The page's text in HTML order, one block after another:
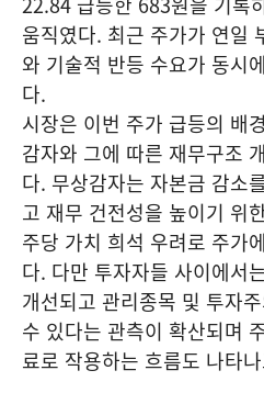
움직였다. 최근 주가가 연일
와 기술적 반등 수요가 동시
다.
시장은 이번 주가 급등의 배
감자와 그에 따른 재무구조
다. 무상감자는 자본금 감소
고 재무 건전성을 높이기 위
주당 가치 희석 우려로 주가
다. 다만 투자자들 사이에서
개선되고 관리종목 및 투자
수 있다는 관측이 확산되며
료로 작용하는 흐름도 나타